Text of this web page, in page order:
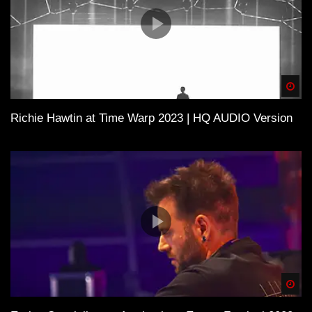
Richie Hawtin at Time Warp 2023 | HQ AUDIO Version